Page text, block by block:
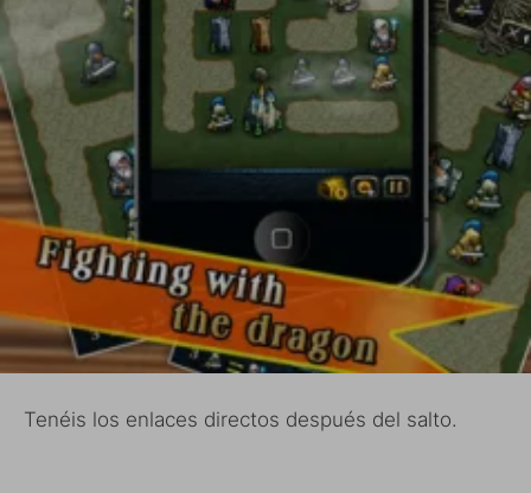
Tenéis los enlaces directos después del salto.